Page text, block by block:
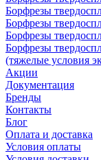
Борфрезы
Борфрезы
Борфрезы
Борфрезы
(тяжелые условия
Акции
Документация
Бренды
Контакты
Блог
Оплата и доставка
Условия оплаты